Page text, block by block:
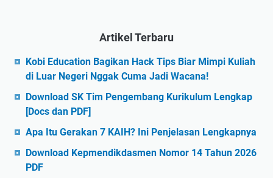
Artikel Terbaru
Kobi Education Bagikan Hack Tips Biar Mimpi Kuliah
di Luar Negeri Nggak Cuma Jadi Wacana!
Download SK Tim Pengembang Kurikulum Lengkap
[Docs dan PDF]
Apa Itu Gerakan 7 KAIH? Ini Penjelasan Lengkapnya
Download Kepmendikdasmen Nomor 14 Tahun 2026
PDF